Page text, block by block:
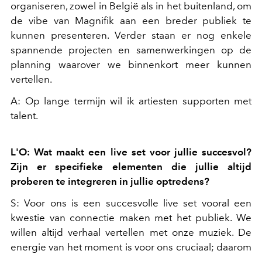
organiseren, zowel in België als in het buitenland, om
de vibe van Magnifik aan een breder publiek te
kunnen presenteren. Verder staan er nog enkele
spannende projecten en samenwerkingen op de
planning waarover we binnenkort meer kunnen
vertellen.
A: Op lange termijn wil ik artiesten supporten met
talent.
L'O: Wat maakt een live set voor jullie succesvol?
Zijn er specifieke elementen die jullie altijd
proberen te integreren in jullie optredens?
S: Voor ons is een succesvolle live set vooral een
kwestie van connectie maken met het publiek. We
willen altijd verhaal vertellen met onze muziek. De
energie van het moment is voor ons cruciaal; daarom